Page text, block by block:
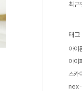
최근
태그
아이
아이
스카이